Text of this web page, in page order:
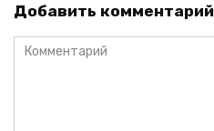
Добавить комментарий
Комментарий